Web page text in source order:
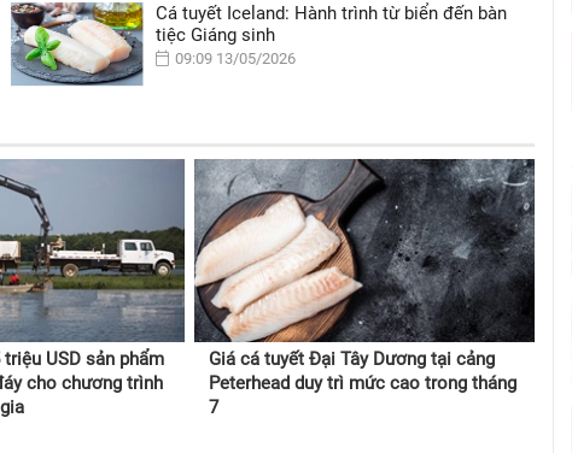
Cá tuyết Iceland: Hành trình từ biển đến bàn
tiệc Giáng sinh
09:09 13/05/2026
USD sản phẩm
cho chương trình
Giá cá tuyết Đại Tây Dương tại cảng
Peterhead duy trì mức cao trong tháng
7